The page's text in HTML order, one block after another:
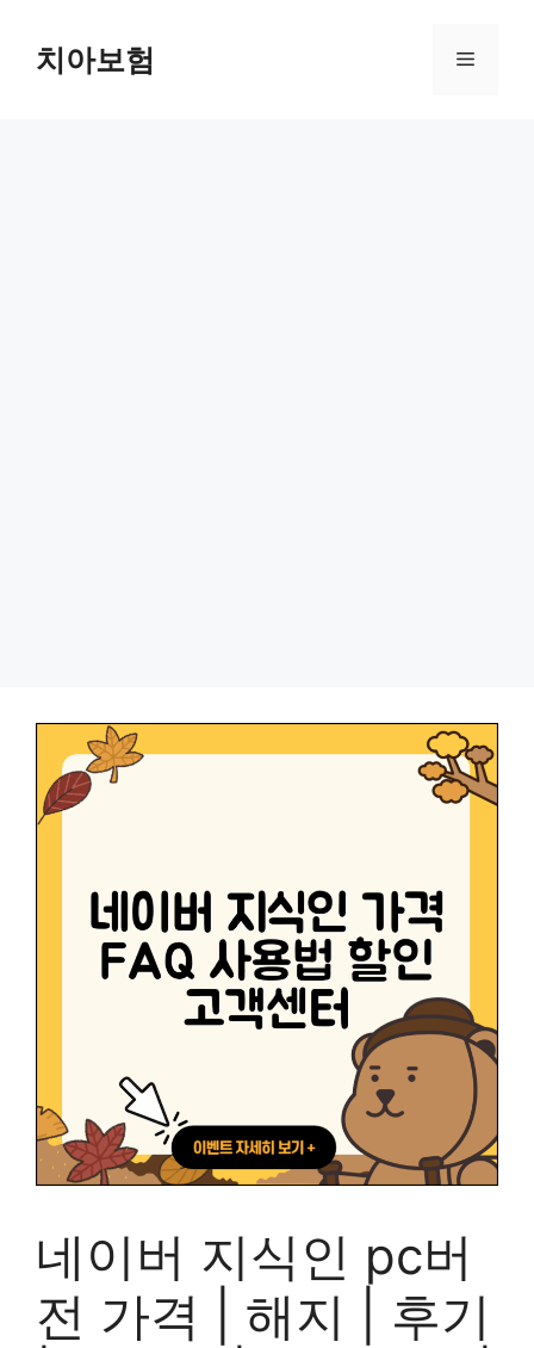
content치아보험 Menu
네이버 지식인 pc버
전 가격 | 해지 | 후기